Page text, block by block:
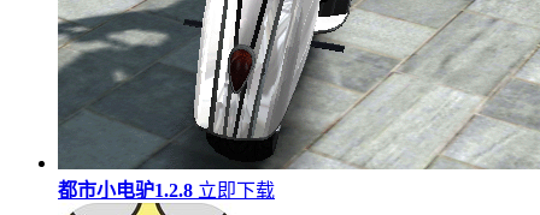
都市小电驴1.2.8 立即下载